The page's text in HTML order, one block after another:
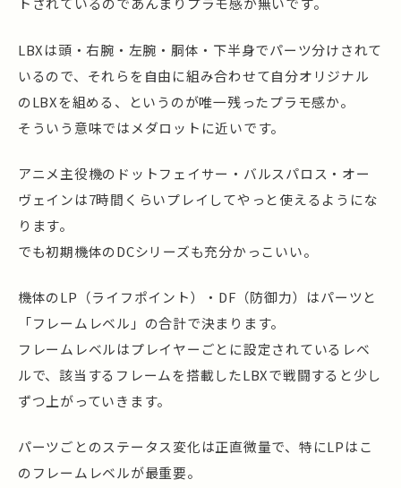
LBXは頭・右腕・左腕・胴体・下半身でパーツ分けされて
いるので、それらを自由に組み合わせて自分オリジナル
のLBXを組める、というのが唯一残ったプラモ感か。
そういう意味ではメダロットに近いです。
アニメ主役機のドットフェイサー・バルスパロス・オー
ヴェインは7時間くらいプレイしてやっと使えるようにな
ります。
でも初期機体のDCシリーズも充分かっこいい。
機体のLP（ライフポイント）・DF（防御力）はパーツと
「フレームレベル」の合計で決まります。
フレームレベルはプレイヤーごとに設定されているレベ
ルで、該当するフレームを搭載したLBXで戦闘すると少し
ずつ上がっていきます。
パーツごとのステータス変化は正直微量で、特にLPはこ
のフレームレベルが最重要。